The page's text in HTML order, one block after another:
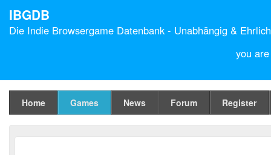
IBGDB
Die Indie Browsergame Datenbank - Unabhängig &
you
Home Games News Forum Register